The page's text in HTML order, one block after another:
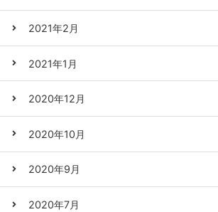
2021年2月
2021年1月
2020年12月
2020年10月
2020年9月
2020年7月